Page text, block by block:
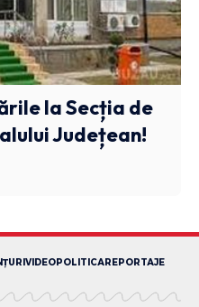
la Secția de
Județean!
VIDEOPOLITICAREPORTAJE